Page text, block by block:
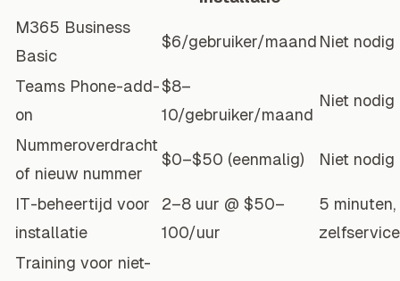
M365 Business
Basic
$6/gebruiker/maand Niet nodig
Teams Phone-add-
on
$8–
10/gebruiker/maand
Niet nodig
Nummeroverdracht
of nieuw nummer
$0–$50 (eenmalig) Niet nodig
IT-beheertijd voor
installatie
2–8 uur @ $50–
100/uur
5 minuten,
zelfservice
Training voor niet-